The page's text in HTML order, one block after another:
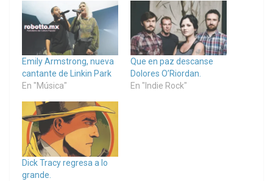
Emily Armstrong, nueva
cantante de Linkin Park
En "Música"
Que en paz descanse
Dolores O’Riordan.
En "Indie Rock"
Dick Tracy regresa a lo
grande.